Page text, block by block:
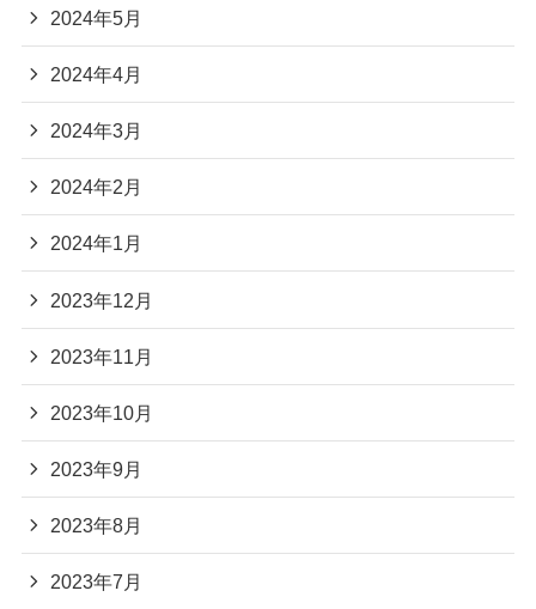
2024年5月
2024年4月
2024年3月
2024年2月
2024年1月
2023年12月
2023年11月
2023年10月
2023年9月
2023年8月
2023年7月